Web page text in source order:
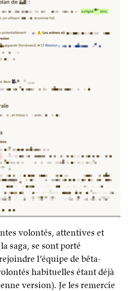
volontés, attentives et
saga, se sont porté
l’équipe de bêta-
habituelles étant déjà
version). Je les remercie